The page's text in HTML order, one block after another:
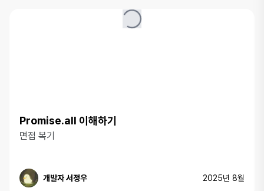
Promise.all 이해하기
면접 복기
개발자 서정우 2025년 8월